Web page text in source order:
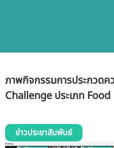
เกี่ยวกับสถาบัน
บุคลากรสถาบัน
รับข้อร้องเรียนและข้อเสนอแน
ระบบสารสนเทศ (ใน)
ภาพกิจกรรมการประกวดค
Challenge ประเภท Food
ข่าวประชาสัมพันธ์